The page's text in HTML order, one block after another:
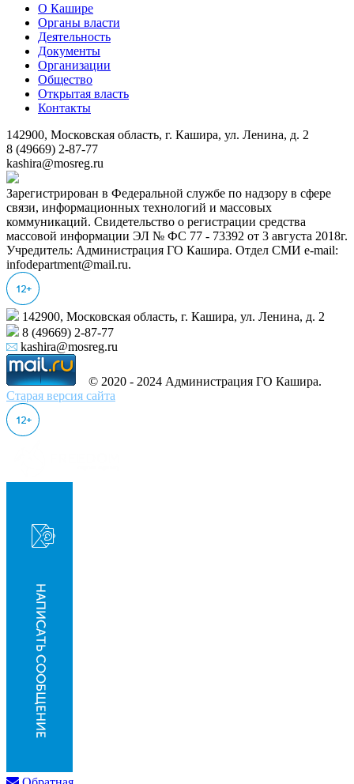
О Кашире
Органы власти
Деятельность
Документы
Организации
Общество
Открытая власть
Контакты
142900, Московская область, г. Кашира, ул. Ленина, д. 2
8 (49669) 2-87-77
kashira@mosreg.ru
Зарегистрирован в Федеральной службе по надзору в сфере
связи, информационных технологий и массовых
коммуникаций. Свидетельство о регистрации средства
массовой информации ЭЛ № ФС 77 - 73392 от 3 августа 2018г.
Учредитель: Администрация ГО Кашира. Отдел СМИ e-mail:
infodepartment@mail.ru.
142900, Московская область, г. Кашира, ул. Ленина, д. 2
8 (49669) 2-87-77
kashira@mosreg.ru
© 2020 - 2024 Администрация ГО Кашира.
Старая версия сайта